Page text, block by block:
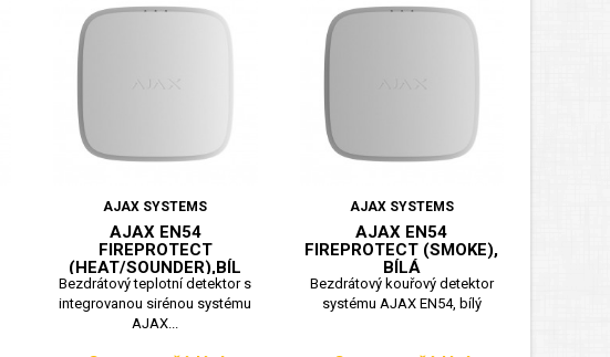
AJAX SYSTEMS
AJAX EN54
FIREPROTECT
(HEAT/SOUNDER),BÍL
Bezdrátový teplotní detektor s
integrovanou sirénou systému
AJAX...
AJAX SYSTEMS
AJAX EN54
FIREPROTECT (SMOKE),
BÍLÁ
Bezdrátový kouřový detektor
systému AJAX EN54, bílý